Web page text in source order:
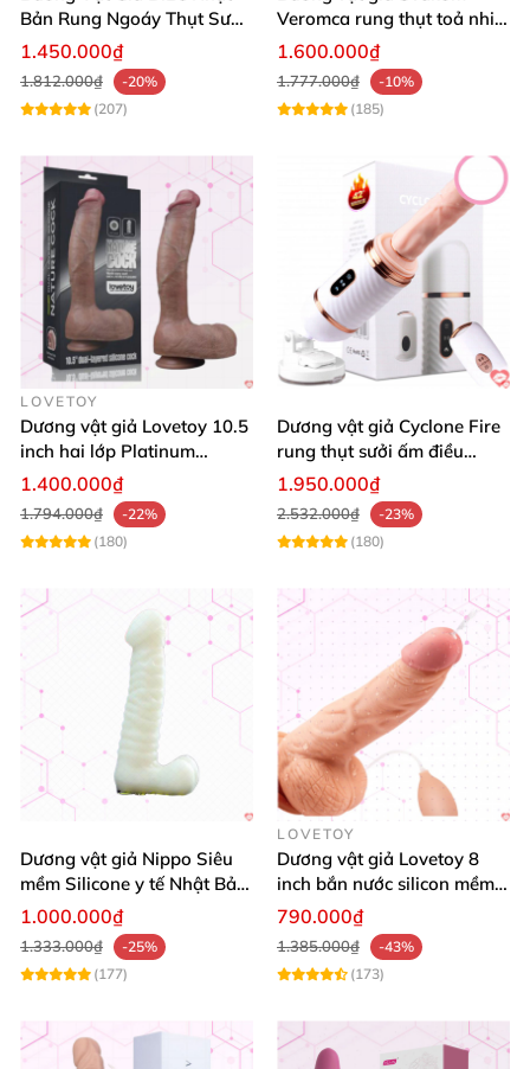
Bản Rung Ngoáy Thụt Sưởi
Ấm Kích Thích
1.450.000₫
1.812.000₫
-20%
(207)
Veromca rung thụt toả nhiệt
hút cực mạnh
1.600.000₫
1.777.000₫
-10%
(185)
LOVETOY
Dương vật giả Lovetoy 10.5
inch hai lớp Platinum
Silicone hàng khủng
1.400.000₫
1.794.000₫
-22%
(180)
Dương vật giả Cyclone Fire
rung thụt sưởi ấm điều
khiển từ xa tiện lợi
1.950.000₫
2.532.000₫
-23%
(180)
Dương vật giả Nippo Siêu
mềm Silicone y tế Nhật Bản
mua ngay
1.000.000₫
1.333.000₫
-25%
(177)
LOVETOY
Dương vật giả Lovetoy 8
inch bắn nước silicon mềm
mại thỏa mãn
790.000₫
1.385.000₫
-43%
(173)